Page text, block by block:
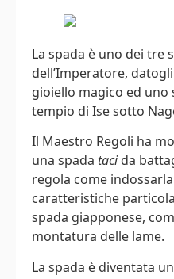
La spada è uno dei tre
dell’Imperatore,
gioiello magico ed uno
tempio di Ise sotto
Il Maestro Regoli ha
una spada tacida
regola come
caratteristiche
spada giapponese,
montatura delle lame.
La spada è diventata